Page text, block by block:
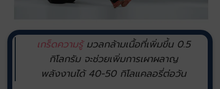
เกร็ดความรู้มวลกล้ามเนื้อที่เพิ่มขึ้น 0.5
กิโลกรัม จะช่วยเพิ่มการเผาผลาญ
พลังงานได้ 40-50 กิโลแคลอรี่ต่อวัน